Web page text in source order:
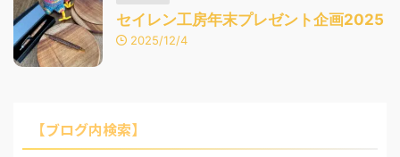
セイレン工房年末プレゼント企画2025
2025/12/4
【ブログ内検索】